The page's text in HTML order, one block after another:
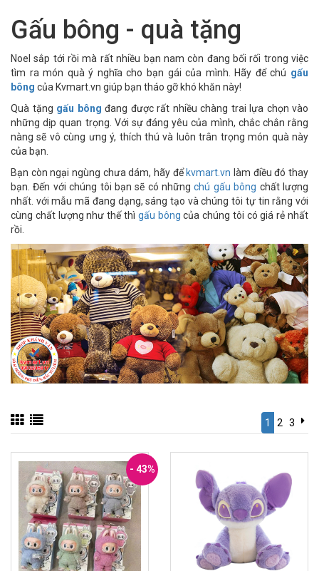
Gấu bông - quà tặng
Noel sắp tới rồi mà rất nhiều bạn nam còn đang bối rối trong việc
tìm ra món quà ý nghĩa cho bạn gái của mình. Hãy để chú gấu
bông của Kvmart.vn giúp bạn tháo gỡ khó khăn này!
Quà tặng gấu bông đang được rất nhiều chàng trai lựa chọn vào
những dịp quan trọng. Với sự đáng yêu của mình, chắc chắn rằng
nàng sẽ vô cùng ưng ý, thích thú và luôn trân trọng món quà này
của bạn.
Bạn còn ngại ngùng chưa dám, hãy để kvmart.vn làm điều đó thay
bạn. Đến với chúng tôi bạn sẽ có nhữngchú gấu bông chất lượng
nhất. với mẫu mã đang dạng, sáng tạo và chúng tôi tự tin rằng với
cùng chất lượng như thế thì gấu bông của chúng tôi có giá rẻ nhất
rồi.
1 2 3
- 43%